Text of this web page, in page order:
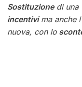
Sostituzionedi una
incentivima anche l’
nuova, con lo